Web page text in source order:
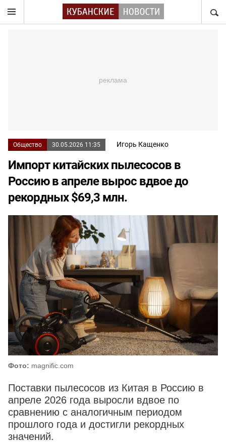
Общество 30.05.2026 11:35 Игорь Кащенко
Импорт китайских пылесосов в
Россию в апреле вырос вдвое до
рекордных $69,3 млн.
Фото: magnific.com
Поставки пылесосов из Китая в Россию в
апреле 2026 года выросли вдвое по
сравнению с аналогичным периодом
прошлого года и достигли рекордных
значений.